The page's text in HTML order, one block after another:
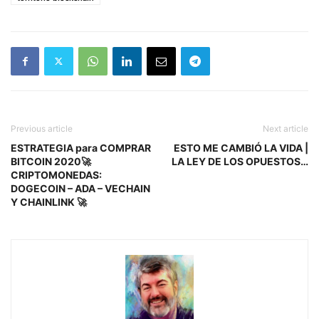
Previous article
ESTRATEGIA para COMPRAR
BITCOIN 2020🚀
CRIPTOMONEDAS:
DOGECOIN – ADA – VECHAIN
Y CHAINLINK 🚀
Next article
ESTO ME CAMBIÓ LA VIDA |
LA LEY DE LOS OPUESTOS…